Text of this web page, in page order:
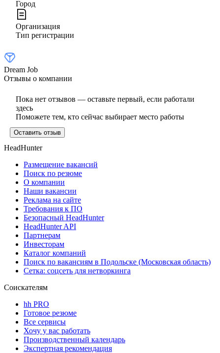
Город
Организация
Тип регистрации
Dream Job
Отзывы о компании
Пока нет отзывов — оставьте первый, если работали
здесь
Поможете тем, кто сейчас выбирает место работы
Оставить отзыв
HeadHunter
Размещение вакансий
Поиск по резюме
О компании
Наши вакансии
Реклама на сайте
Требования к ПО
Безопасный HeadHunter
HeadHunter API
Партнерам
Инвесторам
Каталог компаний
Поиск по вакансиям в Подольске (Московская область)
Сетка: соцсеть для нетворкинга
Соискателям
hh PRO
Готовое резюме
Все сервисы
Хочу у вас работать
Производственный календарь
Экспертная рекомендация